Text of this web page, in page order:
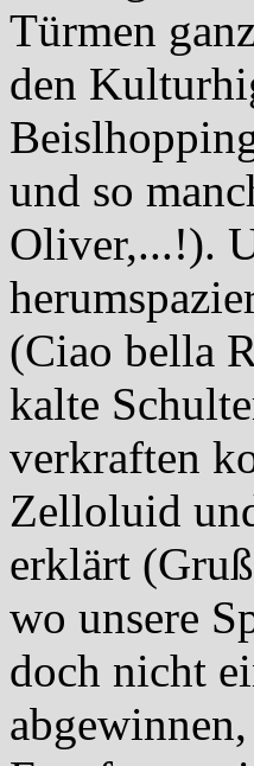
Türmen
den
und so
Oliver,...!).
(Ciao bella
kalte
verkraften
Zelloluid
erklärt
wo unsere
doch nicht